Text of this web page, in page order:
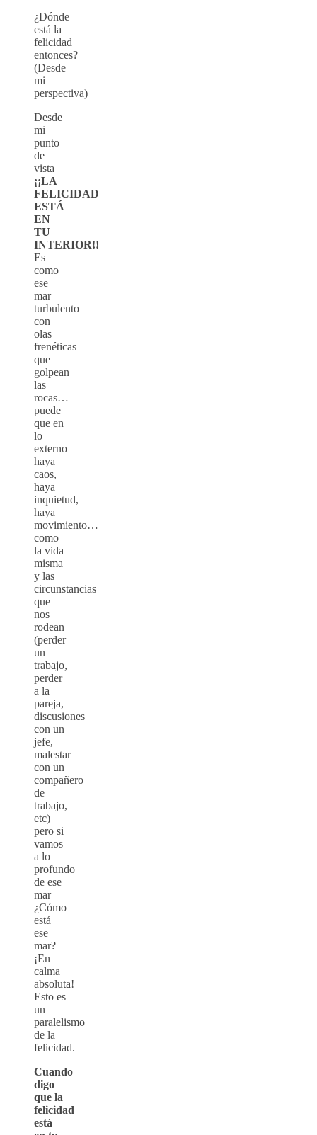
¿Dónde
está la
felicidad
entonces?
(Desde
mi
perspectiva)
Desde
mi
punto
de
vista
¡¡LA
FELICIDAD
ESTÁ
EN
TU
INTERIOR!!
Es
como
ese
mar
turbulento
con
olas
frenéticas
que
golpean
las
rocas…
puede
que en
lo
externo
haya
caos,
haya
inquietud,
haya
movimiento…
como
la vida
misma
y las
circunstancias
que
nos
rodean
(perder
un
trabajo,
perder
a la
pareja,
discusiones
con un
jefe,
malestar
con un
compañero
de
trabajo,
etc)
pero si
vamos
a lo
profundo
de ese
mar
¿Cómo
está
ese
mar?
¡En
calma
absoluta!
Esto es
un
paralelismo
de la
felicidad.
Cuando
digo
que la
felicidad
está